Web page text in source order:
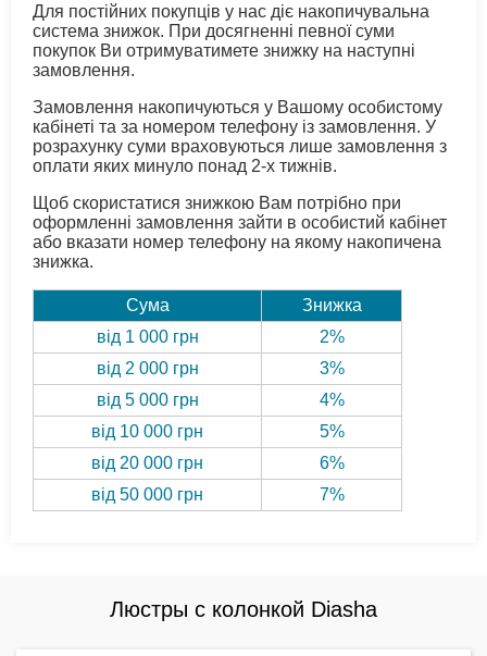
Для постійних покупців у нас діє накопичувальна
система знижок. При досягненні певної суми
покупок Ви отримуватимете знижку на наступні
замовлення.
Замовлення накопичуються у Вашому особистому
кабінеті та за номером телефону із замовлення. У
розрахунку суми враховуються лише замовлення з
оплати яких минуло понад 2-х тижнів.
Щоб скористатися знижкою Вам потрібно при
оформленні замовлення зайти в особистий кабінет
або вказати номер телефону на якому накопичена
знижка.
Сума
Знижка
від 1 000 грн
2%
від 2 000 грн
3%
від 5 000 грн
4%
від 10 000 грн
5%
від 20 000 грн
6%
від 50 000 грн
7%
Люстры с колонкой Diasha